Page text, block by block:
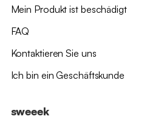
Mein Produkt ist beschädigt
FAQ
Kontaktieren Sie uns
Ich bin ein Geschäftskunde
sweeek